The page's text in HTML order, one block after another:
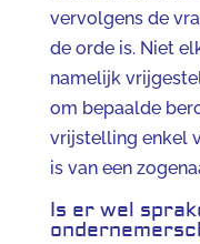
vervolgens de
de orde is. Niet
namelijk
om bepaalde
vrijstelling enkel
is van een
Is er wel